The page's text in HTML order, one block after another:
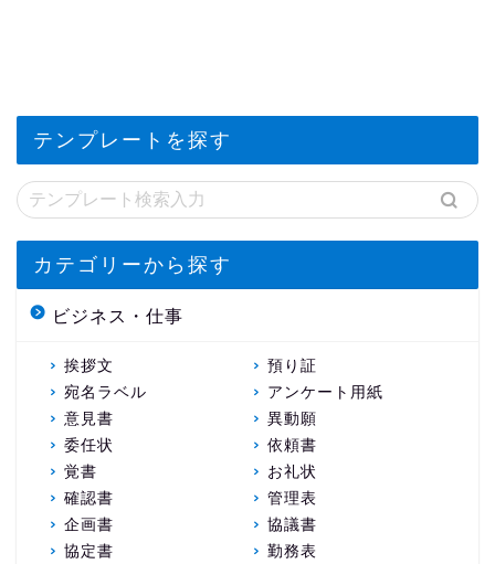
テンプレートを探す
カテゴリーから探す
ビジネス・仕事
挨拶文
預り証
宛名ラベル
アンケート用紙
意見書
異動願
委任状
依頼書
覚書
お礼状
確認書
管理表
企画書
協議書
協定書
勤務表